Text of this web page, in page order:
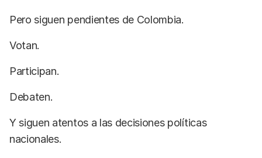
Pero siguen pendientes de Colombia.
Votan.
Participan.
Debaten.
Y siguen atentos a las decisiones políticas
nacionales.